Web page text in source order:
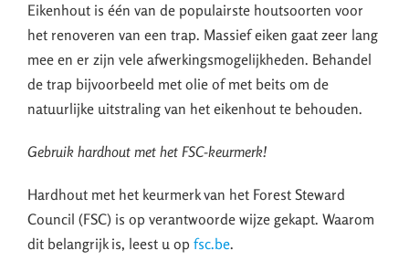
Eikenhout is één van de populairste houtsoorten voor
het renoveren van een trap. Massief eiken gaat zeer lang
mee en er zijn vele afwerkingsmogelijkheden. Behandel
de trap bijvoorbeeld met olie of met beits om de
natuurlijke uitstraling van het eikenhout te behouden.
Gebruik hardhout met het FSC-keurmerk!
Hardhout met het keurmerk van het Forest Steward
Council (FSC) is op verantwoorde wijze gekapt. Waarom
dit belangrijk is, leest u op fsc.be.